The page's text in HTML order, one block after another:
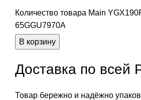
Количество товара Main
65GGU7970A
В корзину
Доставка по всей
Товар бережно и надёжно